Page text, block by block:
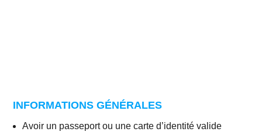
INFORMATIONS GÉNÉRALES
Avoir un passeport ou une carte d’identité valide